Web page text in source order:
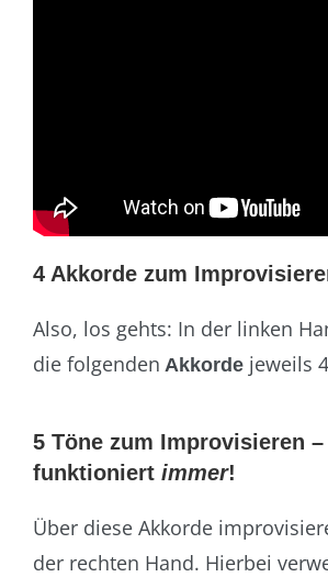
4 Akkorde zum
Also, los gehts: In der linken
die folgenden Akkorde jeweils
5 Töne zum Improvisieren
funktioniert immer!
Über diese Akkorde
der rechten Hand. Hierbei